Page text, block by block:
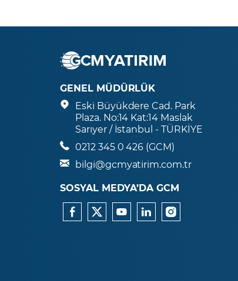
GENEL MÜDÜRLÜK
Eski Büyükdere Cad. Park
Plaza. No:14 Kat:14 Maslak
Sarıyer / İstanbul - TÜRKİYE
0212 345 0 426 (GCM)
bilgi@gcmyatirim.com.tr
SOSYAL MEDYA’DA GCM